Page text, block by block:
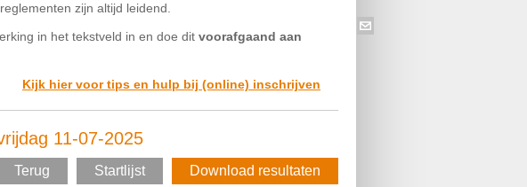
zijn altijd leidend.
in het tekstveld in en doe dit voorafgaand aan
Kijk hier voor tips en hulp bij (online) inschrijven
11-07-2025
Download resultaten
Startlijst
Terug